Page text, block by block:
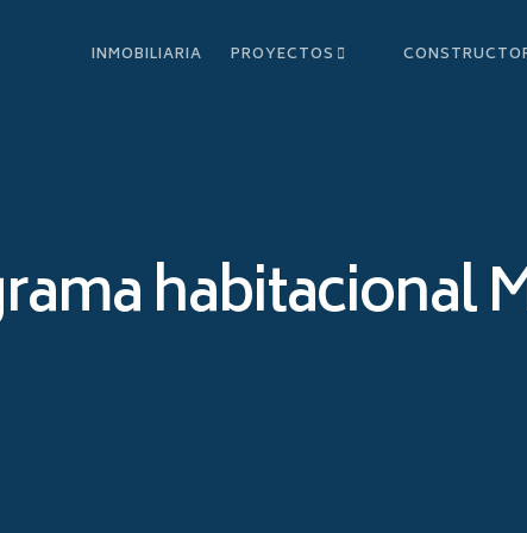
INMOBILIARIA PROYECTOS
habitacional